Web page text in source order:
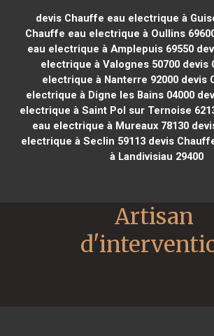
devis Chauffe eau electrique à
Chauffe eau electrique à Oullins
eau electrique à Amplepuis 69550
electrique à Valognes 50700 devis
electrique à Nanterre 92000 devis
electrique à Digne les Bains 04000
electrique à Saint Pol sur Ternoise
eau electrique à Mureaux 78130
electrique à Seclin 59113 devis
à Landivisiau 29400
Artisan